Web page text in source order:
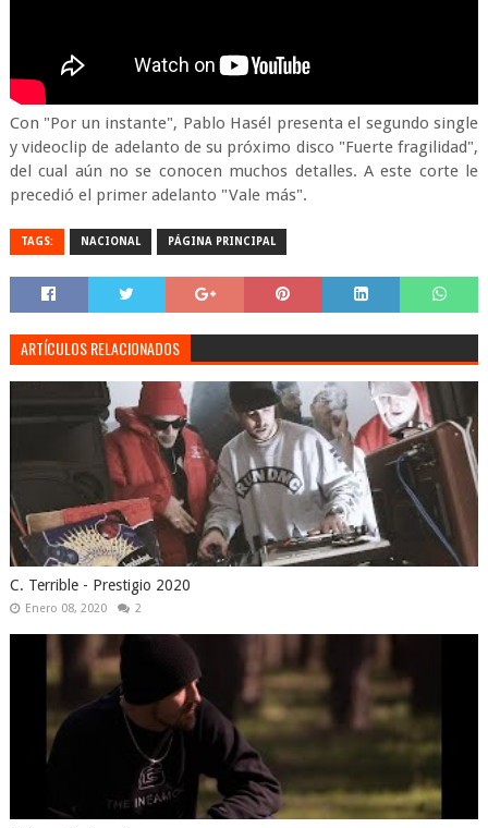
Con "Por un instante", Pablo Hasél presenta el segundo single
y videoclip de adelanto de su próximo disco "Fuerte fragilidad",
del cual aún no se conocen muchos detalles. A este corte le
precedió el primer adelanto "Vale más".
TAGS: NACIONAL PÁGINA PRINCIPAL
ARTÍCULOS RELACIONADOS
C. Terrible - Prestigio 2020
Enero 08, 2020 2